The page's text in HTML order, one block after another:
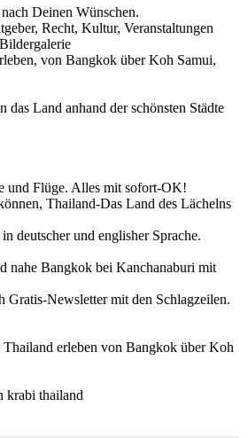
Deinen Wünschen.
Recht, Kultur, Veranstaltungen
von Bangkok über Koh Samui,
Land anhand der schönsten Städte
und Flüge. Alles mit sofort-OK!
Thailand-Das Land des Lächelns
deutscher und englisher Sprache.
nahe Bangkok bei Kanchanaburi mit
Gratis-Newsletter mit den Schlagzeilen.
erleben von Bangkok über Koh
krabi thailand